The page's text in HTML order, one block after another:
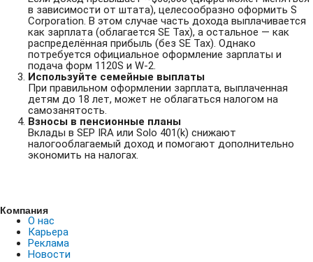
в зависимости от штата), целесообразно оформить S
Corporation. В этом случае часть дохода выплачивается
как зарплата (облагается SE Tax), а остальное — как
распределённая прибыль (без SE Tax). Однако
потребуется официальное оформление зарплаты и
подача форм 1120S и W-2.
Используйте семейные выплаты
При правильном оформлении зарплата, выплаченная
детям до 18 лет, может не облагаться налогом на
самозанятость.
Взносы в пенсионные планы
Вклады в SEP IRA или Solo 401(k) снижают
налогооблагаемый доход и помогают дополнительно
экономить на налогах.
Компания
О нас
Карьера
Реклама
Новости